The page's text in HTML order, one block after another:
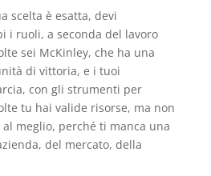
scelta è esatta, devi
i ruoli, a seconda del lavoro
sei McKinley, che ha una
di vittoria, e i tuoi
con gli strumenti per
tu hai valide risorse, ma non
meglio, perché ti manca una
del mercato, della